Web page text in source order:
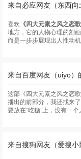
来自必应网友（东西向
喜欢 《四大元素之风之恋歌
地方，它的人物心理的刻
而是一步步展现出人性动
来自百度网友（uiyo）
这部《四大元素之风之恋
播出的前部分，我还找来
要放在“吃糖”上，没有一
来自搜狗网友（爱搜小